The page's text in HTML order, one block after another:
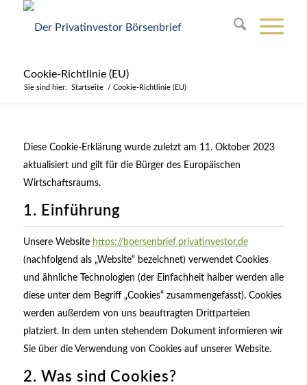
Cookie-Richtlinie (EU)
Sie sind hier: Startseite / Cookie-Richtlinie (EU)
Diese Cookie-Erklärung wurde zuletzt am 11. Oktober 2023
aktualisiert und gilt für die Bürger des Europäischen
Wirtschaftsraums.
1. Einführung
Unsere Website https://boersenbrief.privatinvestor.de
(nachfolgend als „Website“ bezeichnet) verwendet Cookies
und ähnliche Technologien (der Einfachheit halber werden alle
diese unter dem Begriff „Cookies“ zusammengefasst). Cookies
werden außerdem von uns beauftragten Drittparteien
platziert. In dem unten stehendem Dokument informieren wir
Sie über die Verwendung von Cookies auf unserer Website.
2. Was sind Cookies?